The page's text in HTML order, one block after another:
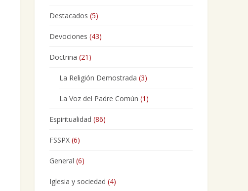
Destacados (5)
Devociones (43)
Doctrina (21)
La Religión Demostrada (3)
La Voz del Padre Común (1)
Espiritualidad (86)
FSSPX (6)
General (6)
Iglesia y sociedad (4)